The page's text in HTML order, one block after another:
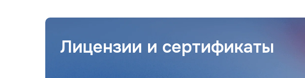
Лицензии и сертификаты